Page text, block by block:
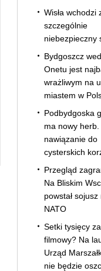
Wisła wchodzi
szczególnie
niebezpieczny
Bydgoszcz
Onetu jest
wrażliwym na
miastem w
Podbydgoska
ma nowy herb.
nawiązanie do
cysterskich
Przegląd
Na Bliskim
powstał
NATO
Setki tysięcy
filmowy? Na
Urząd
nie będzie